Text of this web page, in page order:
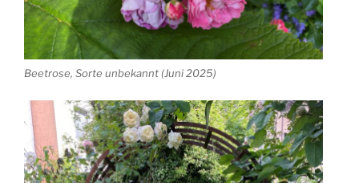
Beetrose, Sorte unbekannt (Juni 2025)